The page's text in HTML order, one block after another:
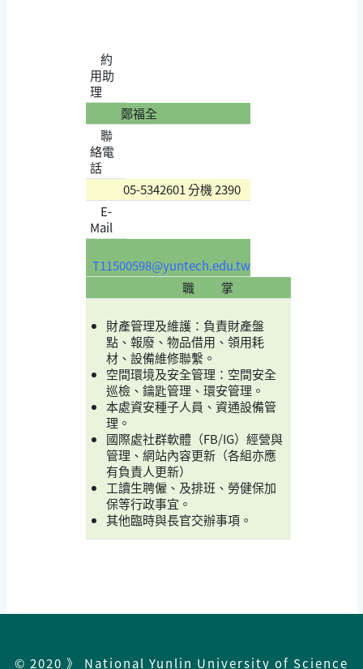
約
用助
理
鄭福全
聯
絡電
話
05-5342601 分機 2390
E-
Mail
T11500598@yuntech.edu.tw
職 掌
財產管理及維護：負責財產盤
點、報廢、物品借用、領用耗
材、設備維修聯繫。
空間環境及安全管理：空間安全
巡檢、鑰匙管理、環安管理。
本處資安種子人員、資通設備管
理。
國際處社群軟體（FB/IG）經營與
管理、網站內容更新（各組亦應
有負責人更新）
工讀生聘僱、及排班、勞健保加
保等行政事宜。
其他臨時與長官交辦事項。
© 2020 》 National Yunlin University of Science